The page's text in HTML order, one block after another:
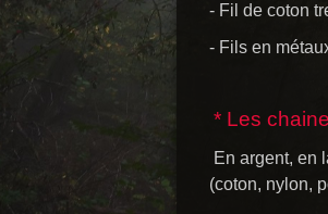
- Fil de coton
- Fils en
* Les
En argent, en
(coton, nylon,